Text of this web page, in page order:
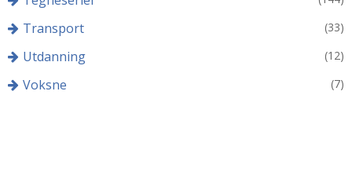
Transport (33)
Utdanning (12)
Voksne (7)